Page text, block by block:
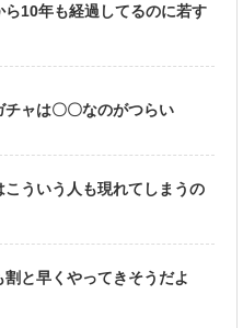
ら10年も経過してるのに若す
チャは〇〇なのがつらい
こういう人も現れてしまうの
割と早くやってきそうだよ